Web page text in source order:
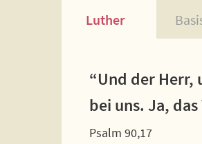
Luther
“Und der Herr,
bei uns. Ja,
Psalm 90,17